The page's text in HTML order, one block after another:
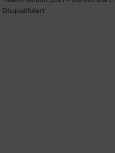
Disqualifiziert